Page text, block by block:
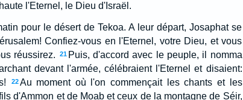
l'Eternel, le Dieu d'Israël.
pour le désert de Tekoa. A leur départ, Josaphat se
Confiez-vous en l'Eternel, votre Dieu, et vous
réussirez.
21 Puis, d'accord avec le peuple, il nomma
devant l'armée, célébraient l'Eternel et disaient:
22 Au moment où l'on commençait les chants et les
d'Ammon et de Moab et ceux de la montagne de Séir,